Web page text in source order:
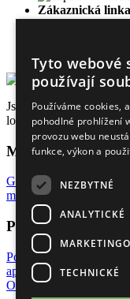
Zákaznická
Jsme certifikovaným
lokalizace a střežení již
Mohlo by Vás
GPS lokátory do auta
management
Pro naše klienty
Portál REX Online
aplikaci a zařízení
OSOBNÍCH ÚDAJŮ
Tyto webové
používají
Používáme cookies,
pohodlné prohlížení
provozu webu
funkce, výkon a
NEZBYTNÉ
ANALYTICKÉ
TECHNICKÉ